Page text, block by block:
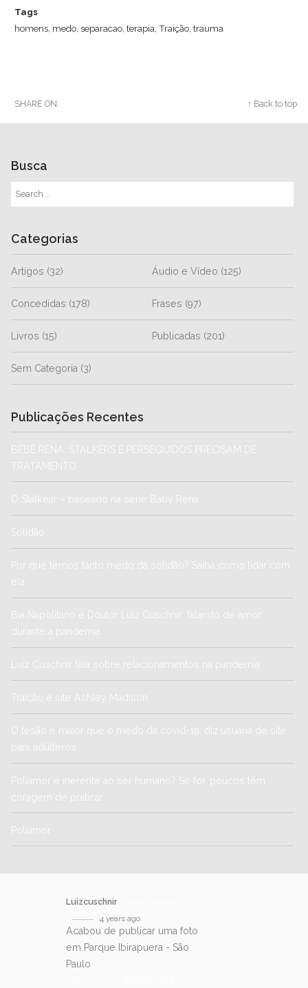
Tags
homens, medo,separacao,terapia,Traição,trauma
SHARE ON: ↑ Back to top
Busca
Categorias
Artigos (32) Áudio e Vídeo (125)
Concedidas (178) Frases (97)
Livros (15) Publicadas (201)
Sem Categoria (3)
Publicações Recentes
BEBÊ RENA: STALKERS E PERSEGUIDOS PRECISAM DE
TRATAMENTO
O Stalkear – baseado na série Baby Rena
Solidão
Por que temos tanto medo da solidão? Saiba como lidar com
ela
Bia Napolitano e Doutor Luiz Cuschnir: falando de amor
durante a pandemia
Luiz Cuschnir fala sobre relacionamentos na pandemia
Traição e site Ashley Madison
O tesão é maior que o medo da covid-19, diz usuária de site
para adúlteros
Poliamor é inerente ao ser humano? Se for, poucos têm
coragem de praticar
Poliamor
Luizcuschnir
4 years ago
Acabou de publicar uma foto
em Parque Ibirapuera - São
Paulo